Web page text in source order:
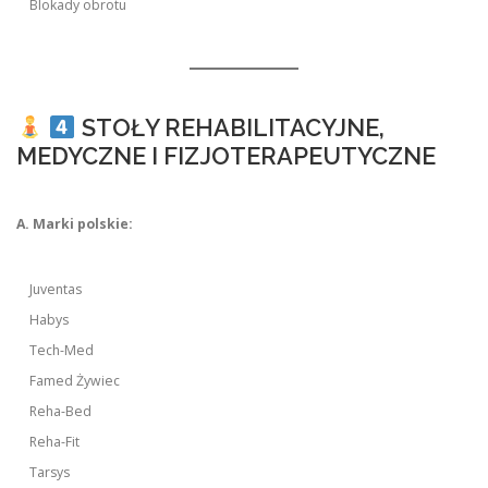
Blokady obrotu
STOŁY REHABILITACYJNE,
MEDYCZNE I FIZJOTERAPEUTYCZNE
A. Marki polskie:
Juventas
Habys
Tech-Med
Famed Żywiec
Reha-Bed
Reha-Fit
Tarsys